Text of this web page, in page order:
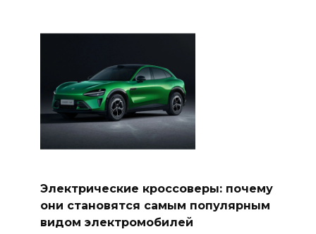
Электрические кроссоверы: почему
они становятся самым популярным
видом электромобилей